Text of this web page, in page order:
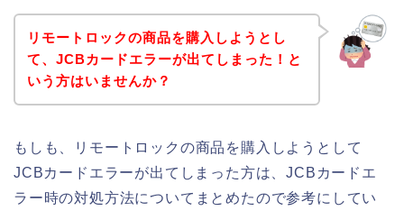
リモートロックの商品を購入しようとし
て、JCBカードエラーが出てしまった！と
いう方はいませんか？
もしも、リモートロックの商品を購入しようとして
JCBカードエラーが出てしまった方は、JCBカードエ
ラー時の対処方法についてまとめたので参考にしてい